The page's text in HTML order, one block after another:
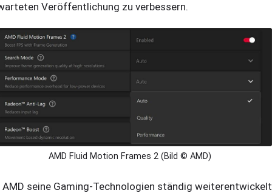
Veröffentlichung zu verbessern.
AMD Fluid Motion Frames 2 (Bild © AMD)
AMD seine Gaming-Technologien ständig weiterentwickelt